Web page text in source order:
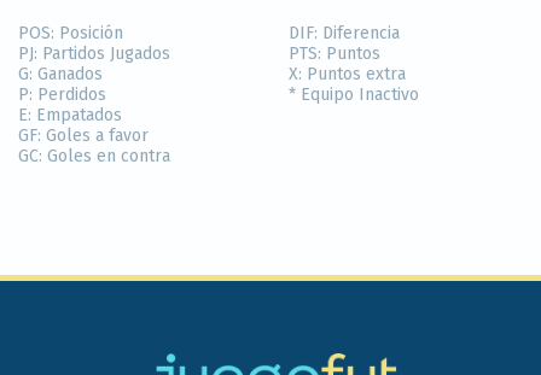
POS: Posición
PJ: Partidos Jugados
G: Ganados
P: Perdidos
E: Empatados
GF: Goles a favor
GC: Goles en contra
DIF: Diferencia
PTS: Puntos
X: Puntos extra
* Equipo Inactivo